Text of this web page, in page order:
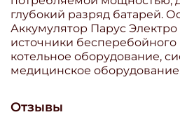
глубокий разряд батарей.
Аккумулятор Парус Электро
источники
котельное оборудование,
медицинское
Отзывы